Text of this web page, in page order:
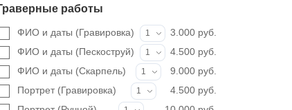
работы
ФИО и даты (Гравировка) 1
3.000 руб.
ФИО и даты (Пескоструй)
1
4.500 руб.
ФИО и даты (Скарпель)
1
9.000 руб.
Портрет (Гравировка)
1
4.500 руб.